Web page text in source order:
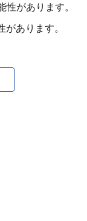
があります。
あります。